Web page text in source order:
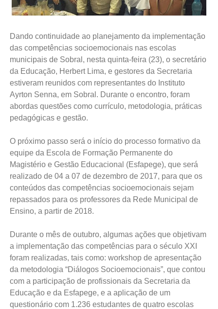
Dando continuidade ao planejamento da implementação
das competências socioemocionais nas escolas
municipais de Sobral, nesta quinta-feira (23), o secretário
da Educação, Herbert Lima, e gestores da Secretaria
estiveram reunidos com representantes do Instituto
Ayrton Senna, em Sobral. Durante o encontro, foram
abordas questões como currículo, metodologia, práticas
pedagógicas e gestão.
O próximo passo será o início do processo formativo da
equipe da Escola de Formação Permanente do
Magistério e Gestão Educacional (Esfapege), que será
realizado de 04 a 07 de dezembro de 2017, para que os
conteúdos das competências socioemocionais sejam
repassados para os professores da Rede Municipal de
Ensino, a partir de 2018.
Durante o mês de outubro, algumas ações que objetivam
a implementação das competências para o século XXI
foram realizadas, tais como: workshop de apresentação
da metodologia “Diálogos Socioemocionais”, que contou
com a participação de profissionais da Secretaria da
Educação e da Esfapege, e a aplicação de um
questionário com 1.236 estudantes de quatro escolas